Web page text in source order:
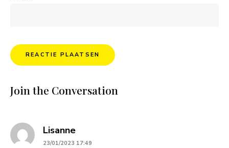
Join the Conversation
Lisannesays:
23/01/2023 17:49